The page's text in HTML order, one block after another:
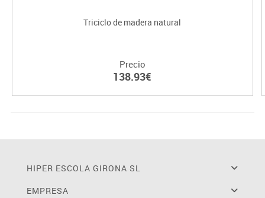
Triciclo de madera natural
Precio
138.93€
HIPER ESCOLA GIRONA SL
EMPRESA